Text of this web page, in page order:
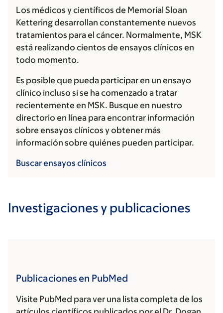
Los médicos y científicos de Memorial Sloan
Kettering desarrollan constantemente nuevos
tratamientos para el cáncer. Normalmente, MSK
está realizando cientos de ensayos clínicos en
todo momento.
Es posible que pueda participar en un ensayo
clínico incluso si se ha comenzado a tratar
recientemente en MSK. Busque en nuestro
directorio en línea para encontrar información
sobre ensayos clínicos y obtener más
información sobre quiénes pueden participar.
Buscar ensayos clínicos
Investigaciones y publicaciones
Publicaciones en PubMed
Visite PubMed para ver una lista completa de los